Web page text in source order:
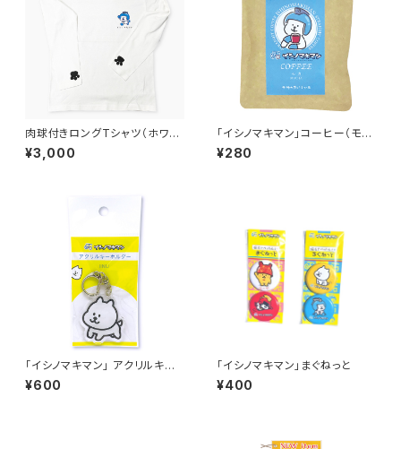
肉球付きロングTシャツ（ホワイ
ト）
¥3,000
「イシノマキマン」コーヒー（モ
カ）
¥280
「イシノマキマン」 アクリルキー
ホルダー（イーヌ）
¥600
「イシノマキマン」まぐねっと
¥400